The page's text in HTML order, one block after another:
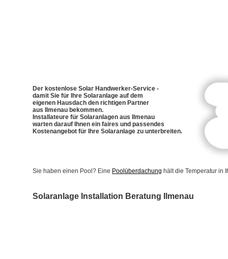
Der kostenlose Solar Handwerker-Service -
damit Sie für Ihre Solaranlage auf dem
eigenen Hausdach den richtigen Partner
aus Ilmenau bekommen.
Installateure für Solaranlagen aus Ilmenau
warten darauf Ihnen ein faires und passendes
Kostenangebot für Ihre Solaranlage zu unterbreiten.
Sie haben einen Pool? Eine Poolüberdachung hält die Temperatur in
Solaranlage Installation Beratung Ilmenau